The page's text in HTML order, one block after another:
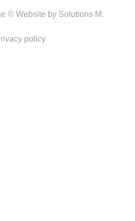
© Website by Solutions M.
policy